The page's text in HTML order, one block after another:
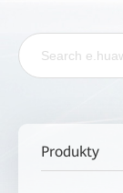
Produkty